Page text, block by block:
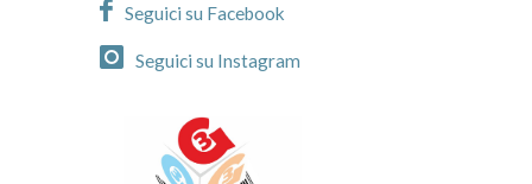
Seguici su Facebook
Seguici su Instagram